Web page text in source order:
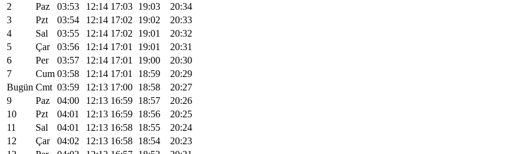
2
Paz 03:53 12:14 17:03 19:03
20:34
3
Pzt 03:54 12:14 17:02 19:02
20:33
4
Sal 03:55 12:14 17:02 19:01
20:32
5
Çar 03:56 12:14 17:01 19:01
20:31
6
Per 03:57 12:14 17:01 19:00
20:30
7
Cum 03:58 12:14 17:01 18:59
20:29
Bugün Cmt 03:59 12:13 17:00 18:58
20:27
9
Paz 04:00 12:13 16:59 18:57
20:26
10
Pzt 04:01 12:13 16:59 18:56
20:25
11
Sal 04:01 12:13 16:58 18:55
20:24
12
Çar 04:02 12:13 16:58 18:54
20:23